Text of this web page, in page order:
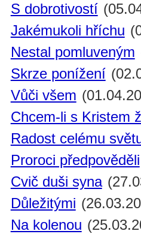
S dobrotivostí
Jakémukoli hříchu
Nestal pomluveným
Skrze ponížení
Vůči všem
Chcem-li s Kristem
Radost celému
Proroci předpověděli
Cvič duši syna
Důležitými
Na kolenou